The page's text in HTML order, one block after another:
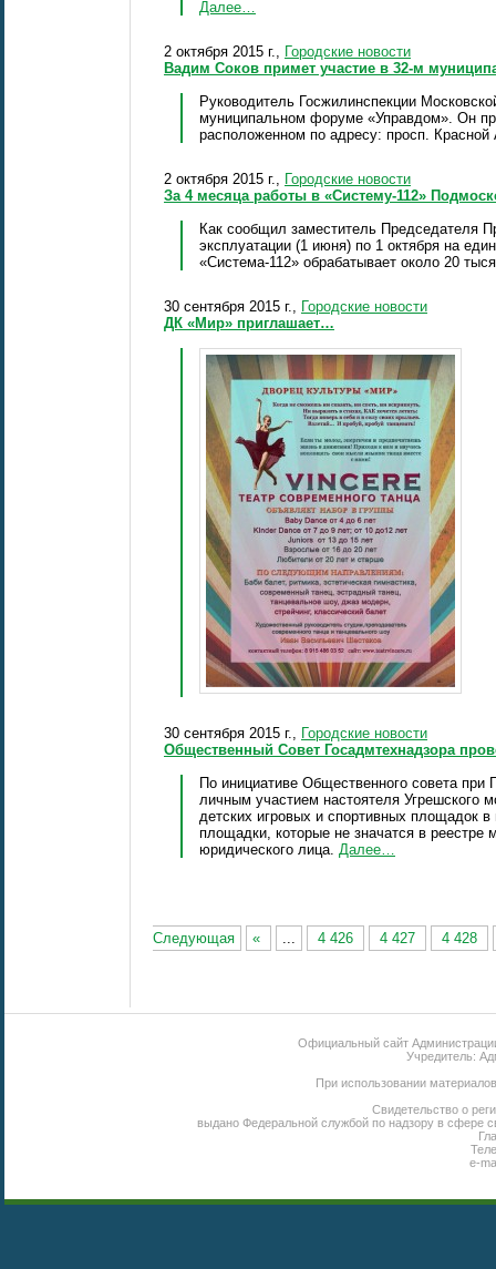
Далее…
2 октября 2015 г., Городские новости
Вадим Соков примет участие в 32-м
Руководитель Госжилинспекции
муниципальном форуме «Управдом». Он
расположенном по адресу: просп.
2 октября 2015 г., Городские новости
За 4 месяца работы в «Систему-112»
Как сообщил заместитель Председателя
эксплуатации (1 июня) по 1 октября на
«Система-112» обрабатывает около 20
30 сентября 2015 г., Городские новости
ДК «Мир» приглашает…
30 сентября 2015 г., Городские новости
Общественный Совет Госадмтехнадзора
По инициативе Общественного совета при
личным участием настоятеля
детских игровых и спортивных площадок
площадки, которые не значатся в реестре
юридического лица. Далее…
Следующая « ... 4 426 4 427 4 428
Официальный сайт
Учредитель:
При использовании
Свидетельство о
выдано Федеральной службой по надзору в сфере
e-